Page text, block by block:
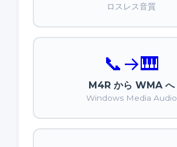
ロスレス音質
📞 →🎹
M4R から WMA へ
Windows Media Audio